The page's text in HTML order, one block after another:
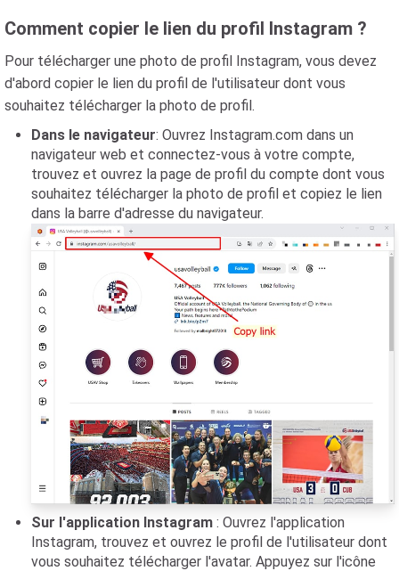
Comment copier le lien du profil Instagram ?
Pour télécharger une photo de profil Instagram, vous devez
d'abord copier le lien du profil de l'utilisateur dont vous
souhaitez télécharger la photo de profil.
Dans le navigateur: Ouvrez Instagram.com dans un
navigateur web et connectez-vous à votre compte,
trouvez et ouvrez la page de profil du compte dont vous
souhaitez télécharger la photo de profil et copiez le lien
dans la barre d'adresse du navigateur.
Sur l'application Instagram : Ouvrez l'application
Instagram, trouvez et ouvrez le profil de l'utilisateur dont
vous souhaitez télécharger l'avatar. Appuyez sur l'icône